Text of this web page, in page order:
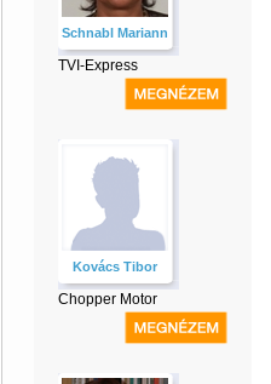
Schnabl Mariann
TVI-Express
Kovács Tibor
Chopper Motor